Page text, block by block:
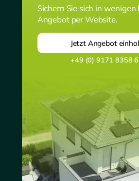
Sichern Sie sich in wenigen
Angebot per Website.
Jetzt Angebot
+49 (0) 9171 8358